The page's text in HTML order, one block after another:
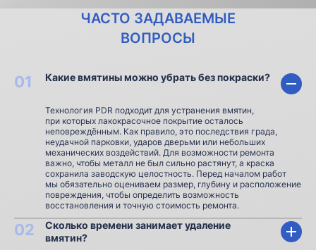
ЧАСТО ЗАДАВАЕМЫЕ
ВОПРОСЫ
01 Какие вмятины можно убрать без покраски?
Технология PDR подходит для устранения вмятин,
при которых лакокрасочное покрытие осталось
неповреждённым. Как правило, это последствия града,
неудачной парковки, ударов дверьми или небольших
механических воздействий. Для возможности ремонта
важно, чтобы металл не был сильно растянут, а краска
сохранила заводскую целостность. Перед началом работ
мы обязательно оцениваем размер, глубину и расположение
повреждения, чтобы определить возможность
восстановления и точную стоимость ремонта.
02
Сколько времени занимает удаление
вмятин?